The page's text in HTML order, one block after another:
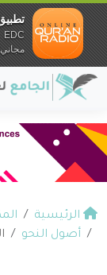
الرئيسية
أصول النحو
EDC
مجانيundefined